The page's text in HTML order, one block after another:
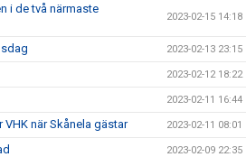
i de två närmaste
2023-02-15 14:18
2023-02-13 23:15
2023-02-12 18:22
2023-02-11 16:44
när Skånela gästar 2023-02-11 08:01
2023-02-09 22:35